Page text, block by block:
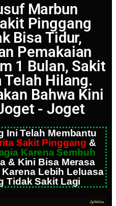
Marbun
Pinggang
Bisa Tidur,
Pemakaian
1 Bulan, Sakit
Telah Hilang.
Bahwa Kini
- Joget
Ini Telah Membantu
Sakit Pinggang &
Karena Sembuh
& Kini Bisa Merasa
Lebih Leluasa
Tidak Sakit Lagi